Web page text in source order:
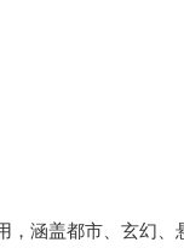
，涵盖都市、玄幻